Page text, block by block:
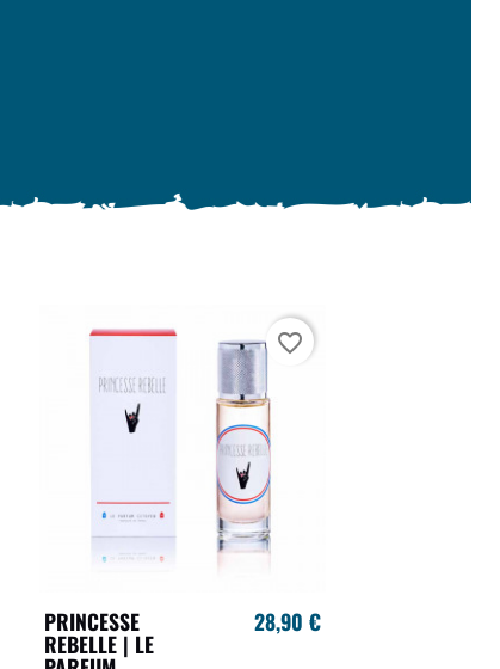
PRINCESSE
REBELLE | LE
28,90 €
favorite_border